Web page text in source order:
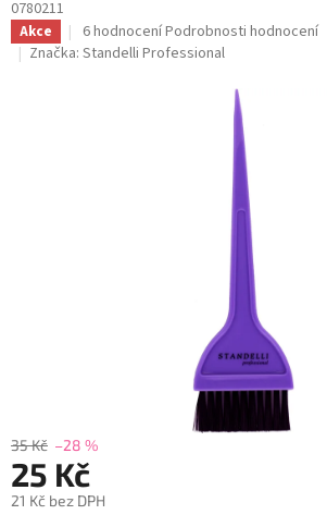
0780211
Akce
Průměrné
hodnocení
6 hodnoceníPodrobnosti hodnocení
Značka: Standelli Professional
35 Kč –28 %
25 Kč
21 Kč bez DPH